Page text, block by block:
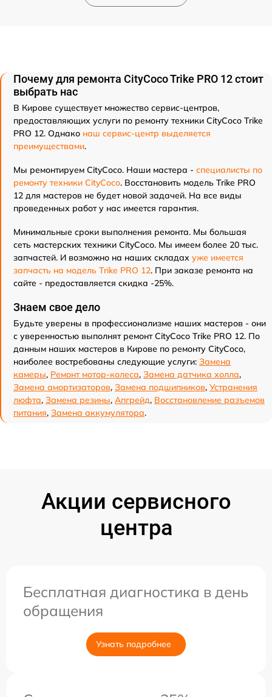
Почему для ремонта CityCoco Trike PRO 12 стоит
выбрать нас
В Кирове существует множество сервис-центров,
предоставляющих услуги по ремонту техники CityCoco Trike
PRO 12. Однако наш сервис-центр выделяется
преимуществами.
Мы ремонтируем CityCoco. Наши мастера - специалисты по
ремонту техники CityCoco. Восстановить модель Trike PRO
12 для мастеров не будет новой задачей. На все виды
проведенных работ у нас имеется гарантия.
Минимальные сроки выполнения ремонта. Мы большая
сеть мастерских техники CityCoco. Мы имеем более 20 тыс.
запчастей. И возможно на наших складах уже имеется
запчасть на модель Trike PRO 12. При заказе ремонта на
сайте - предоставляется скидка -25%.
Знаем свое дело
Будьте уверены в профессионализме наших мастеров - они
с уверенностью выполнят ремонт CityCoco Trike PRO 12. По
данным наших мастеров в Кирове по ремонту CityCoco,
наиболее востребованы следующие услуги: Замена
камеры, Ремонт мотор-колеса, Замена датчика холла,
Замена амортизаторов, Замена подшипников, Устранения
люфта, Замена резины, Апгрейд, Восстановление разъемов
питания, Замена аккумулятора.
Акции сервисного
центра
Бесплатная диагностика в день
обращения
Узнать подробнее